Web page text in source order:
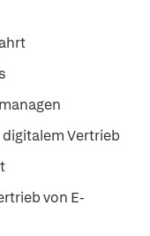
Vertrieb
von E-